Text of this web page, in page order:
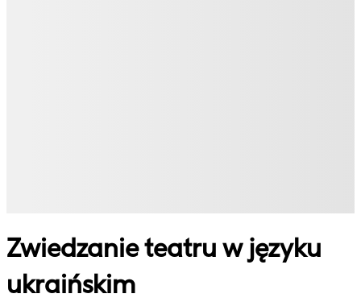
Zwiedzanie teatru w języku
ukraińskim